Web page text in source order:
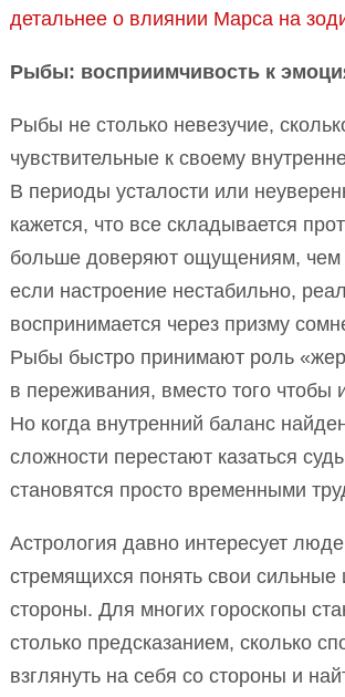
детальнее о влиянии Марса на
Рыбы: восприимчивость к
Рыбы не столько невезучие,
чувствительные к своему
В периоды усталости или
кажется, что все складывается
больше доверяют ощущениям, чем
если настроение нестабильно,
воспринимается через призму
Рыбы быстро принимают роль
в переживания, вместо того чтобы
Но когда внутренний баланс
сложности перестают казаться
становятся просто временными
Астрология давно интересует
стремящихся понять свои сильные
стороны. Для многих гороскопы
столько предсказанием, сколько
взглянуть на себя со стороны и